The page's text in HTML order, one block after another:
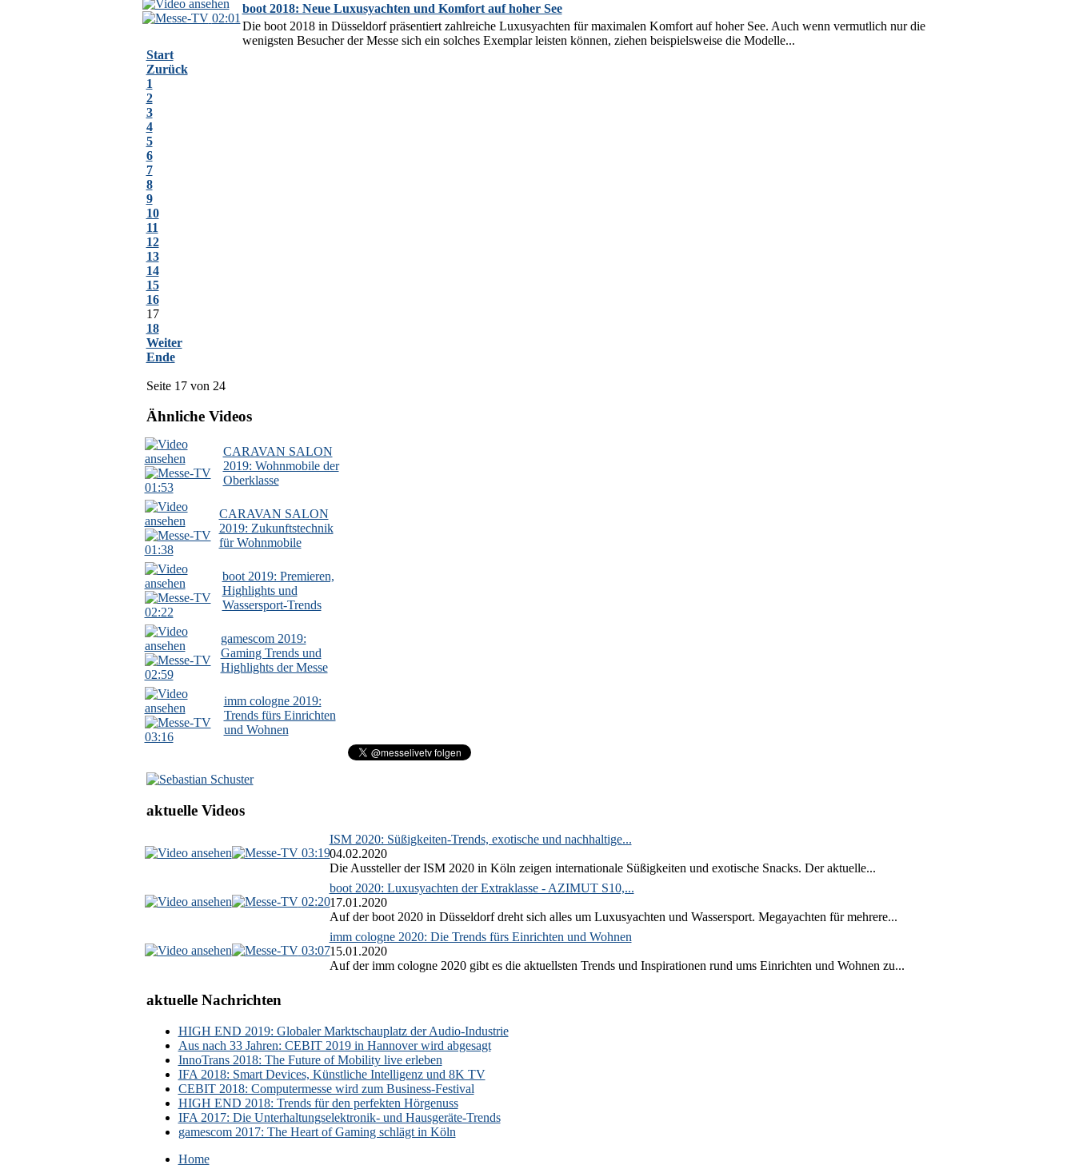
02:01
boot 2018: Neue Luxusyachten und Komfort auf hoher See
Die boot 2018 in Düsseldorf präsentiert zahlreiche Luxusyachten für maximalen Komfort auf hoher See. Auch wenn vermutlich nur die
wenigsten Besucher der Messe sich ein solches Exemplar leisten können, ziehen beispielsweise die Modelle...
Start
Zurück
1
2
3
4
5
6
7
8
9
10
11
12
13
14
15
16
17
18
Weiter
Ende
Seite 17 von 24
Ähnliche Videos
01:53
CARAVAN SALON
2019: Wohnmobile der
Oberklasse
01:38
CARAVAN SALON
2019: Zukunftstechnik
für Wohnmobile
02:22
boot 2019: Premieren,
Highlights und
Wassersport-Trends
02:59
gamescom 2019:
Gaming Trends und
Highlights der Messe
03:16
imm cologne 2019:
Trends fürs Einrichten
und Wohnen
aktuelle Videos
03:19
ISM 2020: Süßigkeiten-Trends, exotische und nachhaltige...
04.02.2020
Die Aussteller der ISM 2020 in Köln zeigen internationale Süßigkeiten und exotische Snacks. Der aktuelle...
02:20
boot 2020: Luxusyachten der Extraklasse - AZIMUT S10,...
17.01.2020
Auf der boot 2020 in Düsseldorf dreht sich alles um Luxusyachten und Wassersport. Megayachten für mehrere...
03:07
imm cologne 2020: Die Trends fürs Einrichten und Wohnen
15.01.2020
Auf der imm cologne 2020 gibt es die aktuellsten Trends und Inspirationen rund ums Einrichten und Wohnen zu...
aktuelle Nachrichten
HIGH END 2019: Globaler Marktschauplatz der Audio-Industrie
Aus nach 33 Jahren: CEBIT 2019 in Hannover wird abgesagt
InnoTrans 2018: The Future of Mobility live erleben
IFA 2018: Smart Devices, Künstliche Intelligenz und 8K TV
CEBIT 2018: Computermesse wird zum Business-Festival
HIGH END 2018: Trends für den perfekten Hörgenuss
IFA 2017: Die Unterhaltungselektronik- und Hausgeräte-Trends
gamescom 2017: The Heart of Gaming schlägt in Köln
Home